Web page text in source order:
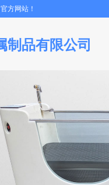
方网站！
制品有限公司